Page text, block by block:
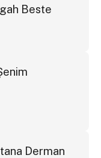
Beste
Derman